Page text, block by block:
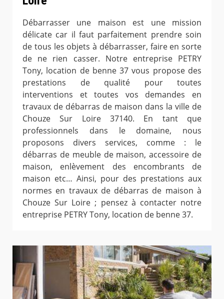
Débarrasser une maison est une mission
délicate car il faut parfaitement prendre soin
de tous les objets à débarrasser, faire en sorte
de ne rien casser. Notre entreprise PETRY
Tony, location de benne 37 vous propose des
prestations de qualité pour toutes
interventions et toutes vos demandes en
travaux de débarras de maison dans la ville de
Chouze Sur Loire 37140. En tant que
professionnels dans le domaine, nous
proposons divers services, comme : le
débarras de meuble de maison, accessoire de
maison, enlèvement des encombrants de
maison etc… Ainsi, pour des prestations aux
normes en travaux de débarras de maison à
Chouze Sur Loire ; pensez à contacter notre
entreprise PETRY Tony, location de benne 37.